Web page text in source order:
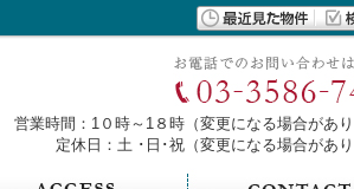
営業時間：1０時～1８時（変更になる場合があり
定休日：土 ･日･祝（変更になる場合があり